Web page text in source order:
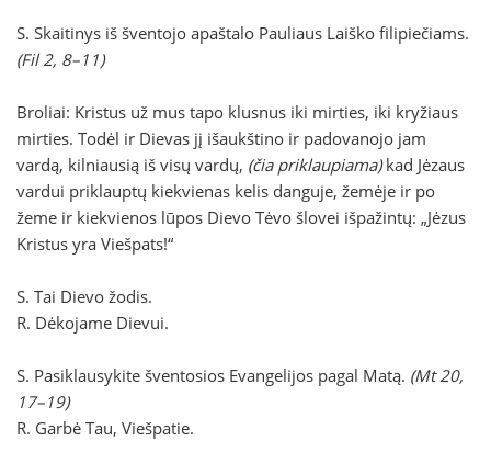
S. Skaitinys iš šventojo apaštalo Pauliaus Laiško filipiečiams.
(Fil 2, 8–11)
Broliai: Kristus už mus tapo klusnus iki mirties, iki kryžiaus
mirties. Todėl ir Dievas jį išaukštino ir padovanojo jam
vardą, kilniausią iš visų vardų, (čia priklaupiama)kad Jėzaus
vardui priklauptų kiekvienas kelis danguje, žemėje ir po
žeme ir kiekvienos lūpos Dievo Tėvo šlovei išpažintų: „Jėzus
Kristus yra Viešpats!“
S. Tai Dievo žodis.
R. Dėkojame Dievui.
S. Pasiklausykite šventosios Evangelijos pagal Matą. (Mt 20,
17–19)
R. Garbė Tau, Viešpatie.